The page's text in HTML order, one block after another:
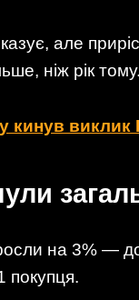
але
ніж рік тому.
кинув виклик
на 3% —
покупця.